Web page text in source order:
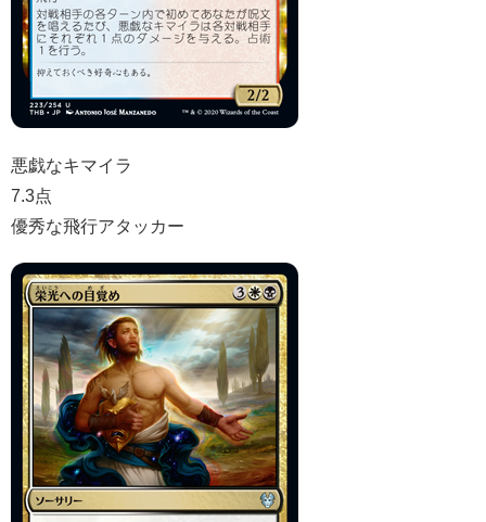
悪戯なキマイラ
7.3点
優秀な飛行アタッカー